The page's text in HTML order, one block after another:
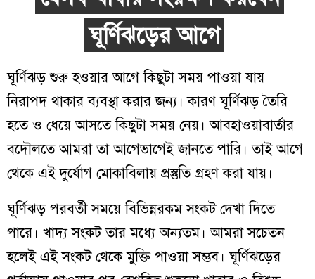
ঘূর্ণিঝড়ের আগে
ঘূর্ণিঝড় শুরু হওয়ার আগে কিছুটা সময় পাওয়া যায়
নিরাপদ থাকার ব্যবস্থা করার জন্য। কারণ ঘূর্ণিঝড় তৈরি
হতে ও ধেয়ে আসতে কিছুটা সময় নেয়। আবহাওয়াবার্তার
বদৌলতে আমরা তা আগেভাগেই জানতে পারি। তাই আগে
থেকে এই দুর্যোগ মোকাবিলায় প্রস্তুতি গ্রহণ করা যায়।
ঘূর্ণিঝড় পরবর্তী সময়ে বিভিন্নরকম সংকট দেখা দিতে
পারে। খাদ্য সংকট তার মধ্যে অন্যতম। আমরা সচেতন
হলেই এই সংকট থেকে মুক্তি পাওয়া সম্ভব। ঘূর্ণিঝড়ের